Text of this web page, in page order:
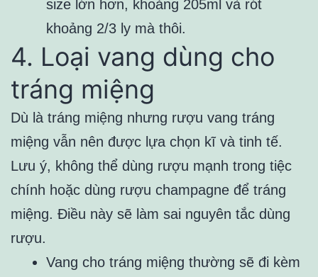
size lớn hơn, khoảng 205ml và rót
khoảng 2/3 ly mà thôi.
4. Loại vang dùng cho
tráng miệng
Dù là tráng miệng nhưng rượu vang tráng
miệng vẫn nên được lựa chọn kĩ và tinh tế.
Lưu ý, không thể dùng rượu mạnh trong tiệc
chính hoặc dùng rượu champagne để tráng
miệng. Điều này sẽ làm sai nguyên tắc dùng
rượu.
Vang cho tráng miệng thường sẽ đi kèm